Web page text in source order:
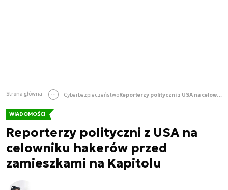
Strona główna Cyberbezpieczeństwo Reporterzy polityczni z USA na celowniku hakerów przed zamieszkami na Kapitolu
WIADOMOŚCI
Reporterzy polityczni z USA na
celowniku hakerów przed
zamieszkami na Kapitolu